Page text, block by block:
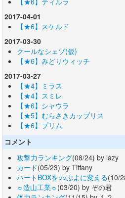
2017-04-01
【★6】スケルド
2017-03-30
クールなシェゾ(仮)
【★6】みどりウィッチ
2017-03-27
【★4】ミラス
【★4】スミレ
【★6】シャウラ
【★5】むらさきカップリス
【★6】プリム
コメント
攻撃力ランキング(08/24) by lazy
カード(05/23) by Tiffany
ハートBOXを○○ぷよに変える(10/
☼造山工業☼(03/20) by ぞの君